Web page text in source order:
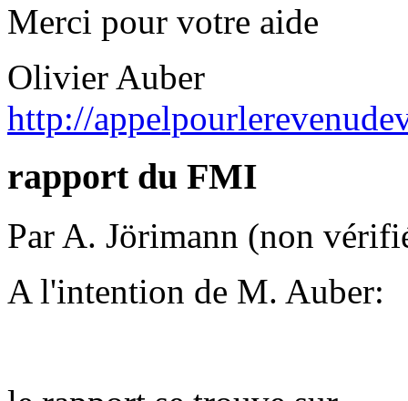
Merci pour votre aide
Olivier Auber
http://
rapport du FMI
Par A. Jörimann (non
A l'intention de M. Auber: